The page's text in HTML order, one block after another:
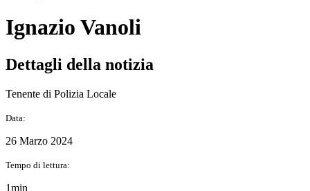
Ignazio Vanoli
Dettagli della notizia
Tenente di Polizia Locale
Data:
26 Marzo 2024
Tempo di lettura:
1min